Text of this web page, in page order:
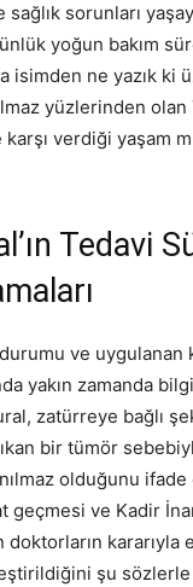
sağlık sorunları
yoğun bakım
isimden ne yazık ki
yüzlerinden olan
karşı verdiği yaşam
Tedavi
durumu ve
yakın zamanda
zatürreye bağlı
bir tümör
olduğunu
ve Kadir
kararıyla
şu sözlerle